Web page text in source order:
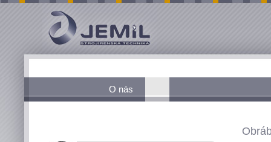
O nás